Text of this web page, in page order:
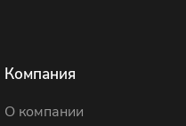
Компания
О компании